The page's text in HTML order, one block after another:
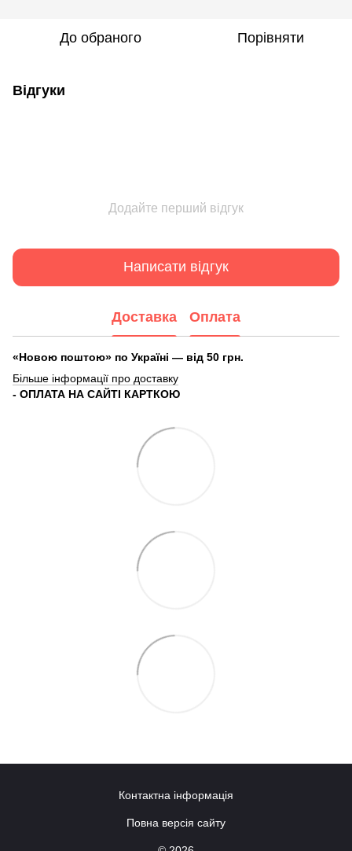
До обраного Порівняти
Відгуки
Додайте перший відгук
Написати відгук
Доставка Оплата
«Новою поштою» по Україні — від 50 грн.
Більше інформації про доставку
- ОПЛАТА НА САЙТІ КАРТКОЮ
Контактна інформація
Повна версія сайту